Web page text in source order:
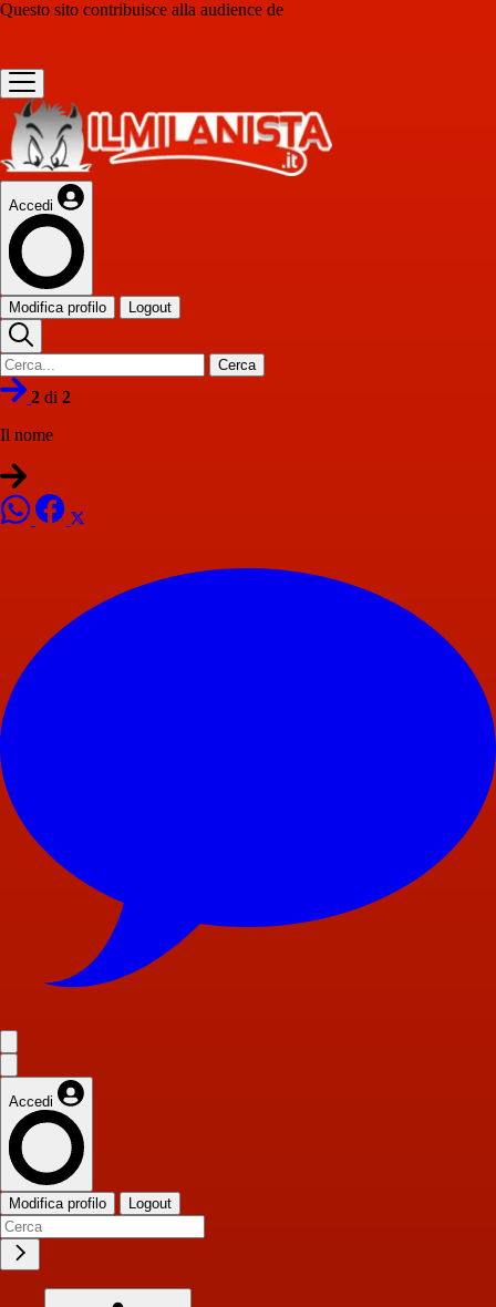
Questo sito contribuisce alla audience de
Accedi
Modifica profilo Logout
Cerca
2 di 2
Il nome
Accedi
Modifica profilo Logout